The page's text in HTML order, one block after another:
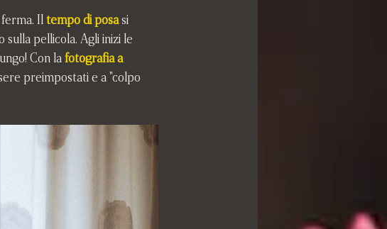
Il tempo di posa si
pellicola. Agli inizi le
Con la fotografia a
preimpostati e a "colpo